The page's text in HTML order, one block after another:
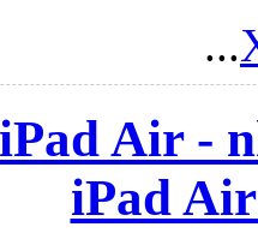
...
Air -
iPad